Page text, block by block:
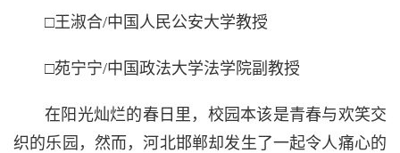
□王淑合/中国人民公安大学教授
□苑宁宁/中国政法大学法学院副教授
在阳光灿烂的春日里，校园本该是青春与欢笑交
织的乐园，然而，河北邯郸却发生了一起令人痛心的